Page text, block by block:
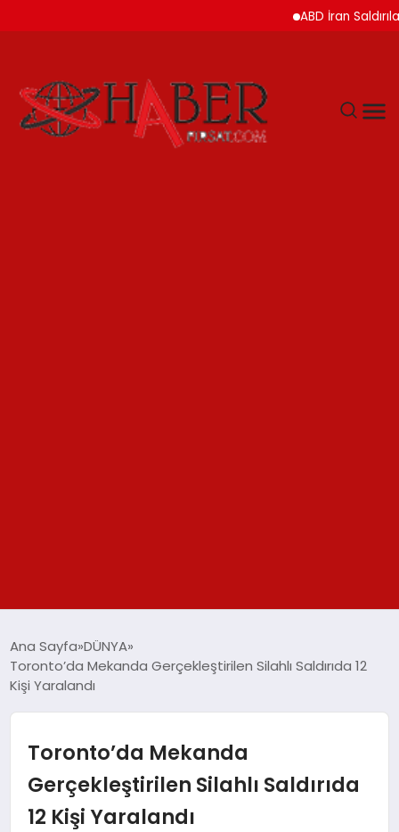
ABD İran
SPOR
SAĞLIK
Ana Sayfa DÜNYA
Toronto’da Mekanda Gerçekleştirilen Silahlı Saldırıda 12
Kişi Yaralandı
Toronto’da Mekanda
Gerçekleştirilen Silahlı Saldırıda
12 Kişi Yaralandı